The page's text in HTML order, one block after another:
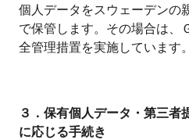
個人データをスウェーデンの
で保管します。その場合は、
全管理措置を実施しています。
３．保有個人データ・第三者
に応じる手続き